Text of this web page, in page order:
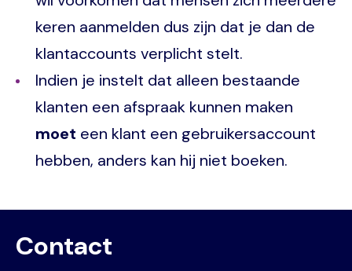
keren aanmelden dus zijn dat je dan de
klantaccounts verplicht stelt.
Indien je instelt dat alleen bestaande
klanten een afspraak kunnen maken
moet een klant een gebruikersaccount
hebben, anders kan hij niet boeken.
Contact